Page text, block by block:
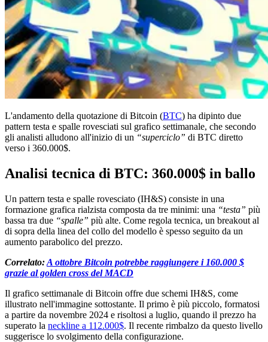
L'andamento della quotazione di Bitcoin (BTC) ha dipinto due
pattern testa e spalle rovesciati sul grafico settimanale, che secondo
gli analisti alludono all'inizio di un “superciclo” di BTC diretto
verso i 360.000$.
Analisi tecnica di BTC: 360.000$ in ballo
Un pattern testa e spalle rovesciato (IH&S) consiste in una
formazione grafica rialzista composta da tre minimi: una “testa” più
bassa tra due “spalle” più alte. Come regola tecnica, un breakout al
di sopra della linea del collo del modello è spesso seguito da un
aumento parabolico del prezzo.
Correlato:A ottobre Bitcoin potrebbe raggiungere i 160.000 $
grazie al golden cross del MACD
Il grafico settimanale di Bitcoin offre due schemi IH&S, come
illustrato nell'immagine sottostante. Il primo è più piccolo, formatosi
a partire da novembre 2024 e risoltosi a luglio, quando il prezzo ha
superato la neckline a 112.000$. Il recente rimbalzo da questo livello
suggerisce lo svolgimento della configurazione.